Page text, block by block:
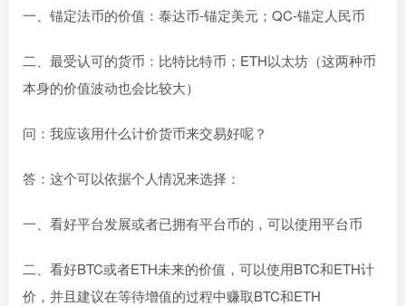
一、锚定法币的价值：泰达币-锚定美元；QC-锚定人民币
二、最受认可的货币：比特比特币；ETH以太坊（这两种币
本身的价值波动也会比较大）
问：我应该用什么计价货币来交易好呢？
答：这个可以依据个人情况来选择：
一、看好平台发展或者已拥有平台币的，可以使用平台币
二、看好BTC或者ETH未来的价值，可以使用BTC和ETH计
价，并且建议在等待增值的过程中赚取BTC和ETH